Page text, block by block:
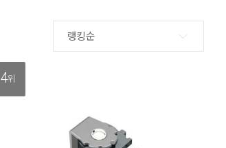
랭킹순
4위